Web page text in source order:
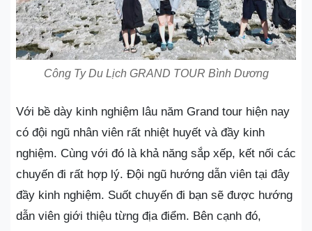
Công Ty Du Lịch GRAND TOUR Bình Dương
Với bề dày kinh nghiệm lâu năm Grand tour hiện nay
có đội ngũ nhân viên rất nhiệt huyết và đầy kinh
nghiệm. Cùng với đó là khả năng sắp xếp, kết nối các
chuyến đi rất hợp lý. Đội ngũ hướng dẫn viên tại đây
đầy kinh nghiệm. Suốt chuyến đi bạn sẽ được hướng
dẫn viên giới thiệu từng địa điểm. Bên cạnh đó,